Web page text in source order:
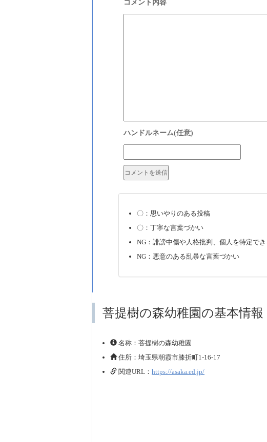
〇：思いやりのある投稿
〇：丁寧な言葉づかい
NG：誹謗中傷や人格批判、個人を特定で
NG：悪意のある乱暴な言葉づかい
菩提樹の森幼稚園の基本情報
名称：菩提樹の森幼稚園
住所：埼玉県朝霞市膝折町1-16-17
関連URL： https://asaka.ed.jp/